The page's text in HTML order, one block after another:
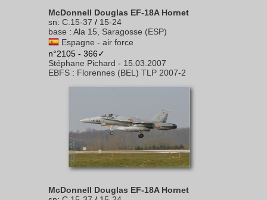
McDonnell Douglas EF-18A Hornet
sn: C.15-37 / 15-24
base : Ala 15, Saragosse (ESP)
Espagne - air force
n°2105 - 366✓
Stéphane Pichard - 15.03.2007
EBFS : Florennes (BEL) TLP 2007-2
McDonnell Douglas EF-18A Hornet